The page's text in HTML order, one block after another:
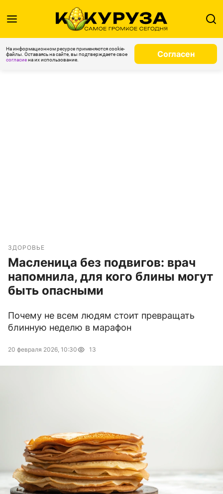
На информационном ресурсе применяются cookie-
файлы. Оставаясь на сайте, вы подтверждаете свое
согласиена их использование.
Согласен
ЗДОРОВЬЕ
Масленица без подвигов: врач
напомнила, для кого блины могут
быть опасными
Почему не всем людям стоит превращать
блинную неделю в марафон
20 февраля 2026, 10:30 13